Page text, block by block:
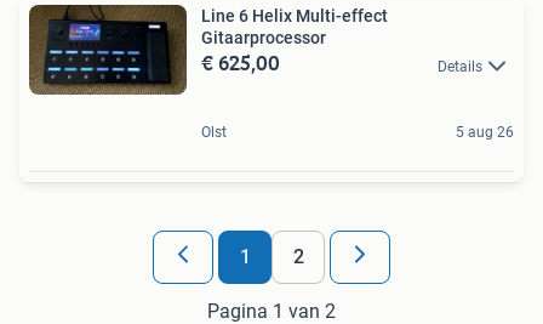
Line 6 Helix Multi-effect
Gitaarprocessor
€ 625,00 Details
Olst 5 aug 26
1 2
Pagina 1 van 2